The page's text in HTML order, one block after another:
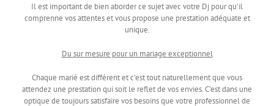
Il est important de bien aborder ce sujet avec votre Dj pour qu’il
comprenne vos attentes et vous propose une prestation adéquate et
unique.
Du sur mesure pour un mariage exceptionnel
Chaque marié est différent et c’est tout naturellement que vous
attendez une prestation qui soit le reflet de vos envies. C’est dans une
optique de toujours satisfaire vos besoins que votre professionnel de